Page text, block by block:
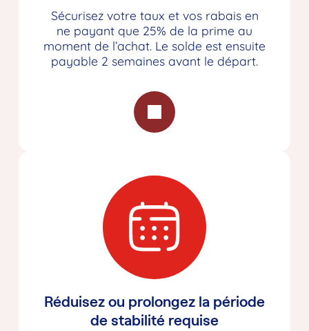
Sécurisez votre taux et vos rabais en
ne payant que 25% de la prime au
moment de l’achat. Le solde est ensuite
payable 2 semaines avant le départ.
Réduisez ou prolongez la période
de stabilité requise